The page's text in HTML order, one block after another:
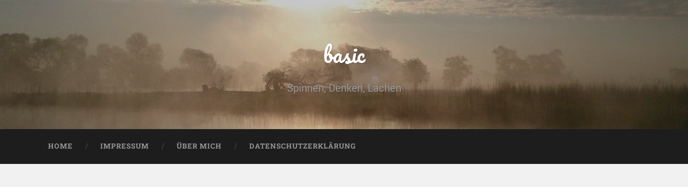
basic
Spinnen, Denken, Lachen
HOME IMPRESSUM ÜBER MICH DATENSCHUTZERKLÄRUNG